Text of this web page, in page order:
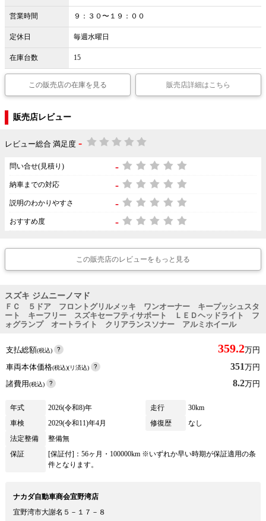
営業時間 ９：３０〜１９：００
定休日 毎週水曜日
在庫台数 15
この販売店の在庫を見る 販売店詳細はこちら
販売店レビュー
レビュー総合 満足度 -
問い合せ(見積り) -
納車までの対応 -
説明のわかりやすさ -
おすすめ度 -
この販売店のレビューをもっと見る
スズキ ジムニーノマド
ＦＣ ５ドア フロントグリルメッキ ワンオーナー キープッシュスタ
ート キーフリー スズキセーフティサポート ＬＥＤヘッドライト フ
ォグランプ オートライト クリアランスソナー アルミホイール
支払総額(税込) 359.2万円
車両本体価格(税込)(リ済込) 351万円
諸費用(税込) 8.2万円
年式 2026(令和8)年 走行
30km
車検
2029(令和11)年4月 修復歴
なし
法定整備
整備無
保証
[保証付]：56ヶ月・100000km ※いずれか早い時期が保証適用の条
件となります。
ナカダ自動車商会宜野湾店
宜野湾市大謝名５－１７－８